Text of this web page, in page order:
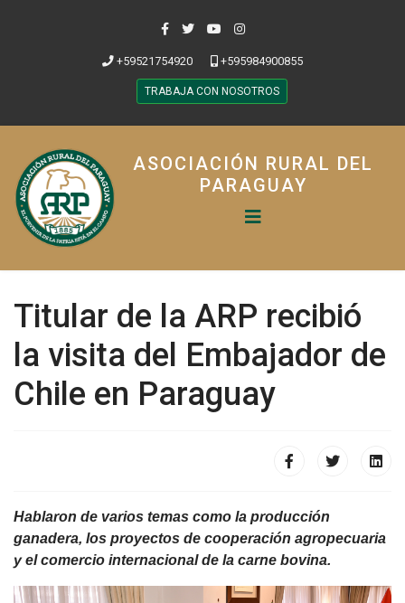
+59521754920 +595984900855
TRABAJA CON NOSOTROS
ASOCIACIÓN RURAL DEL
PARAGUAY
Titular de la ARP recibió
la visita del Embajador de
Chile en Paraguay
Hablaron de varios temas como la producción
ganadera, los proyectos de cooperación agropecuaria
y el comercio internacional de la carne bovina.